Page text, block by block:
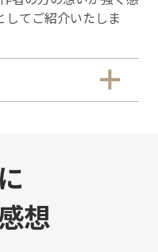
してご紹介いたしま
想